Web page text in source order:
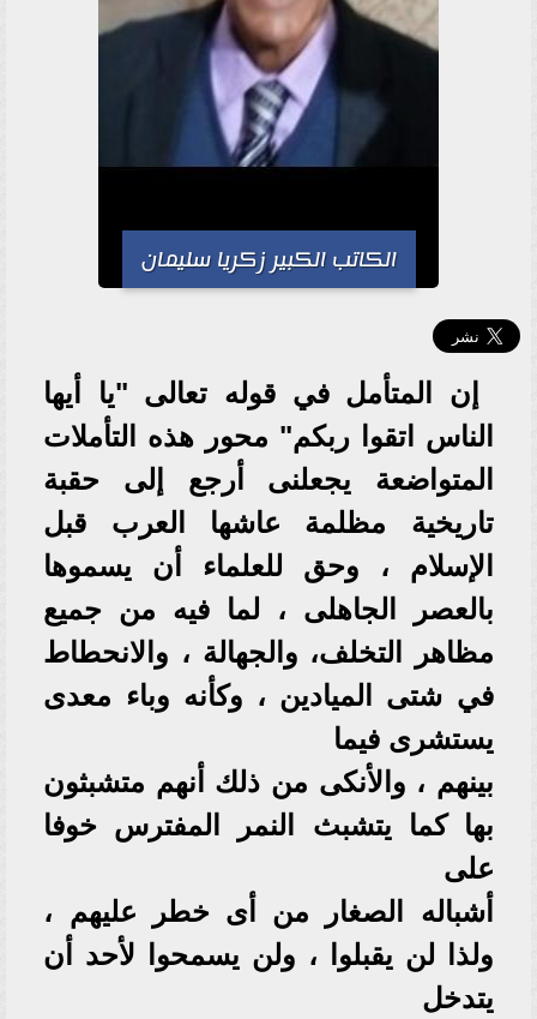
الكاتب الكبير زكريا سليمان
إن المتأمل في قوله تعالى "يا أيها
الناس اتقوا ربكم" محور هذه التأملات
المتواضعة يجعلنى أرجع إلى حقبة
تاريخية مظلمة عاشها العرب قبل
الإسلام ، وحق للعلماء أن يسموها
بالعصر الجاهلى ، لما فيه من جميع
مظاهر التخلف، والجهالة ، والانحطاط
في شتى الميادين ، وكأنه وباء معدى
يستشرى فيما
بينهم ، والأنكى من ذلك أنهم متشبثون
بها كما يتشبث النمر المفترس خوفا
على
أشباله الصغار من أى خطر عليهم ،
ولذا لن يقبلوا ، ولن يسمحوا لأحد أن
يتدخل